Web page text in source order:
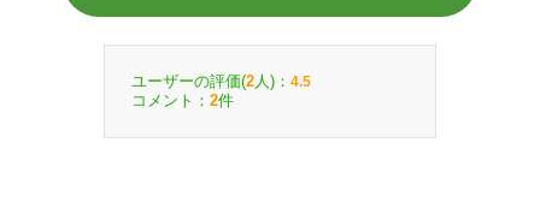
ユーザーの評価(2 人)： 4.5
コメント： 2件